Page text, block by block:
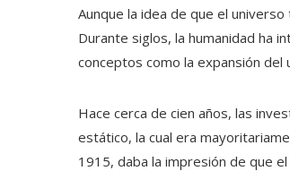
Aunque la idea de que el
Durante siglos, la humanidad ha
conceptos como la expansión del
Hace cerca de cien años, las
estático, la cual era
1915, daba la impresión de que